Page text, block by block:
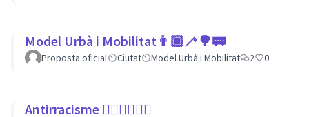
Model Urbà i Mobilitat👨🏿‍🦯🌳🚃
Proposta oficial Ciutat Model Urbà i Mobilitat 2 0
Antirracisme ✊🏾✊🏼✊🏿